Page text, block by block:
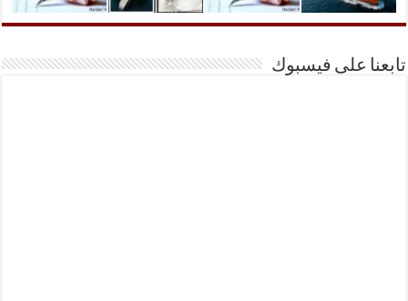
تابعنا على فيسبوك